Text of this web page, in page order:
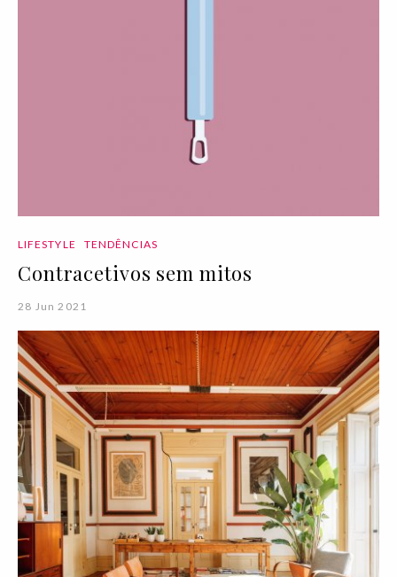
LIFESTYLE TENDÊNCIAS
Contracetivos sem mitos
28 Jun 2021